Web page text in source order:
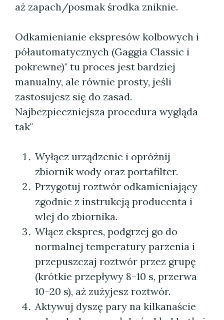
aż zapach/posmak środka zniknie.
Odkamienianie ekspresów kolbowych i
półautomatycznych (Gaggia Classic i
pokrewne)" tu proces jest bardziej
manualny, ale równie prosty, jeśli
zastosujesz się do zasad.
Najbezpieczniejsza procedura wygląda
tak"
Wyłącz urządzenie i opróżnij
zbiornik wody oraz portafilter.
Przygotuj roztwór odkamieniający
zgodnie z instrukcją producenta i
wlej do zbiornika.
Włącz ekspres, podgrzej go do
normalnej temperatury parzenia i
przepuszczaj roztwór przez grupę
(krótkie przepływy 8–10 s, przerwa
10–20 s), aż zużyjesz roztwór.
Aktywuj dyszę pary na kilkanaście